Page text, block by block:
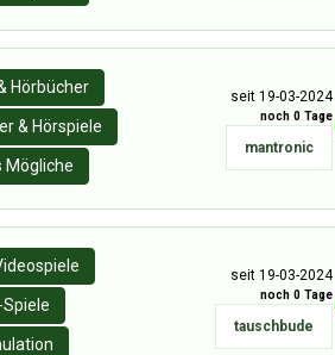
Hörbücher
& Hörspiele
Mögliche
seit 19-03-2024
noch 0 Tage
mantronic
Spiele
seit 19-03-2024
noch 0 Tage
tauschbude